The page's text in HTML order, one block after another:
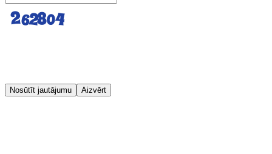
Nosūtīt jautājumu Aizvērt